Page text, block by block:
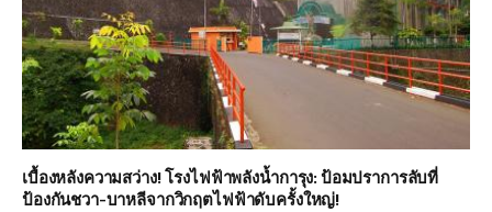
เบื้องหลังความสว่าง! โรงไฟฟ้าพลังน้ำการุง: ป้อมปราการลับที่
ป้องกันชวา-บาหลีจากวิกฤตไฟฟ้าดับครั้งใหญ่!